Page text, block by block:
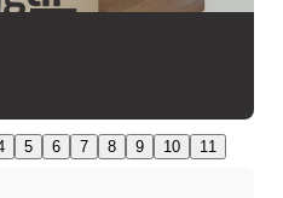
5 6 7 8 9 10 11